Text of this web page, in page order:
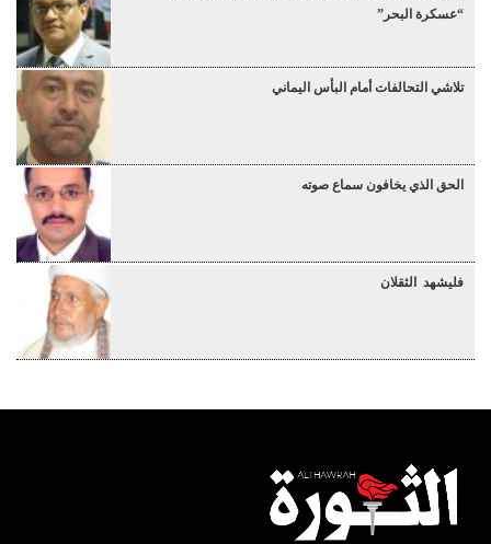
“عسكرة البحر”
تلاشي التحالفات أمام البأس اليماني
الحق الذي يخافون سماع صوته
فليشهد الثقلان